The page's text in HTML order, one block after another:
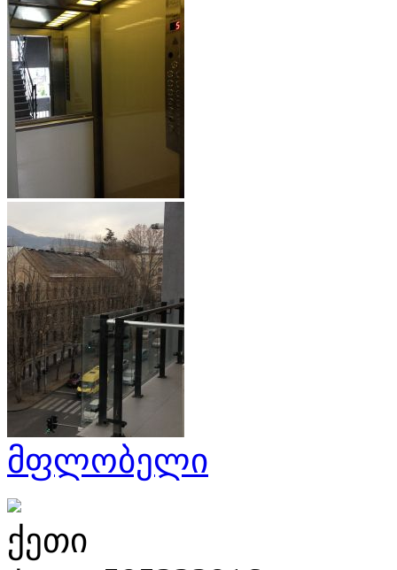
მფლობელი
ქეთი